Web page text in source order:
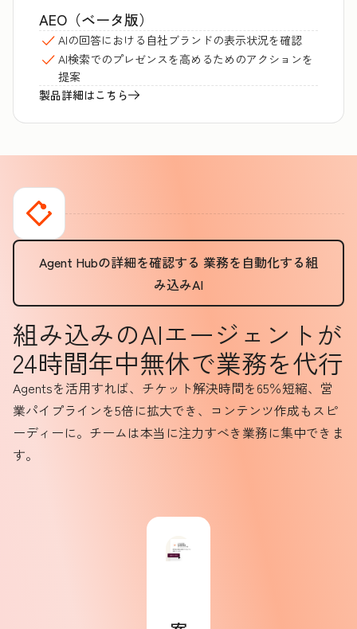
AEO（ベータ版）
AIの回答における自社ブランドの表示状況を確認
AI検索でのプレゼンスを高めるためのアクションを
提案
製品詳細はこちら
Agent Hubの詳細を確認する 業務を自動化する組
み込みAI
組み込みのAIエージェントが
24時間年中無休で業務を代行
Agentsを活用すれば、チケット解決時間を65％短縮、営
業パイプラインを5倍に拡大でき、コンテンツ作成もスピ
ーディーに。チームは本当に注力すべき業務に集中できま
す。